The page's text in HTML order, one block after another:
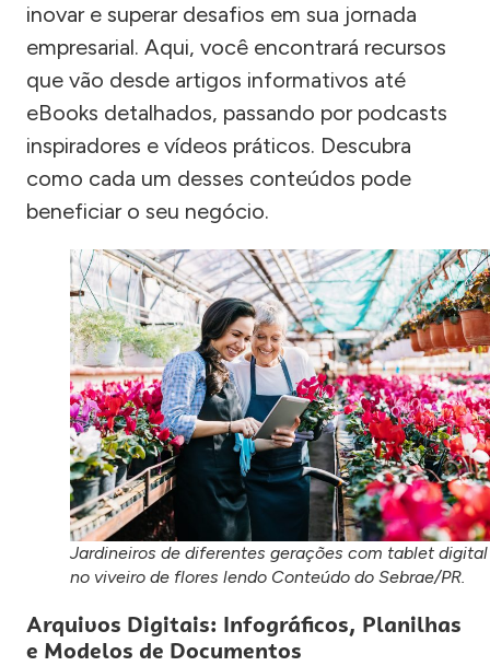
inovar e superar desafios em sua jornada
empresarial. Aqui, você encontrará recursos
que vão desde artigos informativos até
eBooks detalhados, passando por podcasts
inspiradores e vídeos práticos. Descubra
como cada um desses conteúdos pode
beneficiar o seu negócio.
Jardineiros de diferentes gerações com tablet digital
no viveiro de flores lendo Conteúdo do Sebrae/PR.
Arquivos Digitais: Infográficos, Planilhas
e Modelos de Documentos